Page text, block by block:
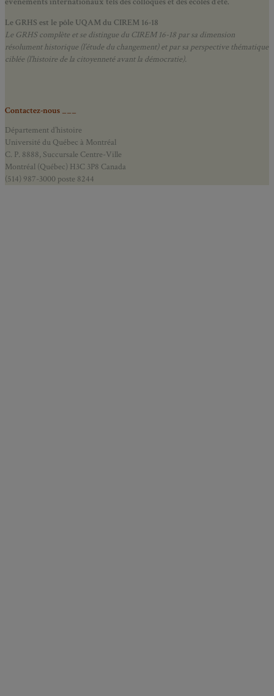
Le GRHS est le pôle UQAM du CIREM 16-18
Le GRHS complète et se distingue du CIREM 16-18 par sa dimension
résolument historique (l’étude du changement) et par sa perspective thématique
ciblée (l’histoire de la citoyenneté avant la démocratie).
Contactez-nous ___
Département d’histoire
Université du Québec à Montréal
C. P. 8888, Succursale Centre-Ville
Montréal (Québec) H3C 3P8 Canada
(514) 987-3000 poste 8244